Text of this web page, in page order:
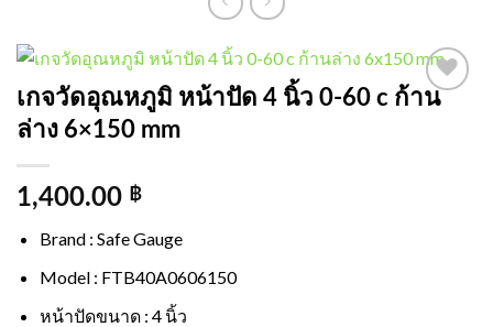
Add to
เกจวัดอุณหภูมิ หน้าปัด 4 นิ้ว 0-60 c ก้าน
ล่าง 6×150 mm
1,400.00 ฿
Brand : Safe Gauge
Model : FTB40A0606150
หน้าปัดขนาด : 4 นิ้ว